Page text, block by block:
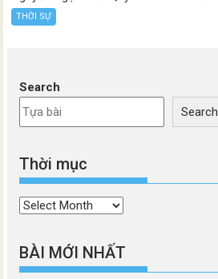
THỜI SỰ
Search
Search
Thời mục
Thời
BÀI MỚI NHẤT